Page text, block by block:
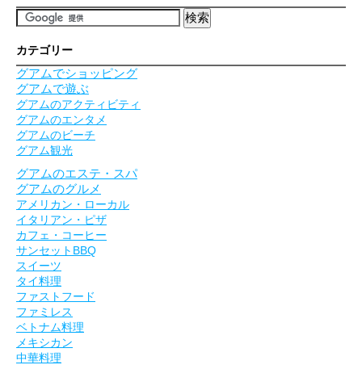
カテゴリー
グアムでショッピング
グアムで遊ぶ
グアムのアクティビティ
グアムのエンタメ
グアムのビーチ
グアム観光
グアムのエステ・スパ
グアムのグルメ
アメリカン・ローカル
イタリアン・ピザ
カフェ・コーヒー
サンセットBBQ
スイーツ
タイ料理
ファストフード
ファミレス
ベトナム料理
メキシカン
中華料理